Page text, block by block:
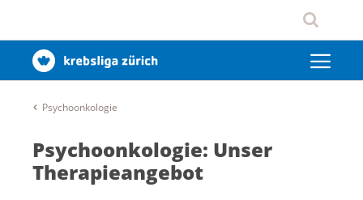
Psychoonkologie
Psychoonkologie: Unser
Therapieangebot